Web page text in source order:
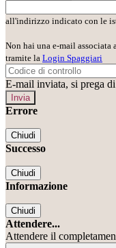
all'indirizzo indicato con le
Non hai una e-mail associata
tramite la Login Spaggiari
E-mail inviata, si prega
Errore
Chiudi
Successo
Chiudi
Informazione
Chiudi
Attendere...
Attendere il